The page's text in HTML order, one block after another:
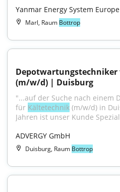
Yanmar Energy System
Marl, Raum Bottrop
(m/w/d) | Duisburg
"...auf der Suche nach einem
für Kältetechnik (m/w/d) in
Jahren ist unser Kunde
ADVERGY GmbH
Duisburg, Raum Bottrop